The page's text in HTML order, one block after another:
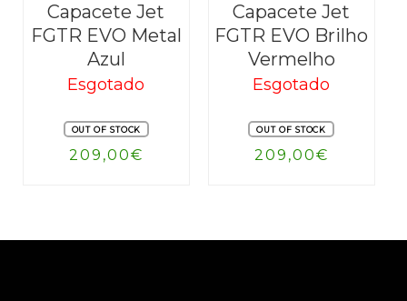
Capacete Jet
FGTR EVO Metal
Azul
Esgotado
OUT OF STOCK
209,00€
Capacete Jet
FGTR EVO Brilho
Vermelho
Esgotado
OUT OF STOCK
209,00€